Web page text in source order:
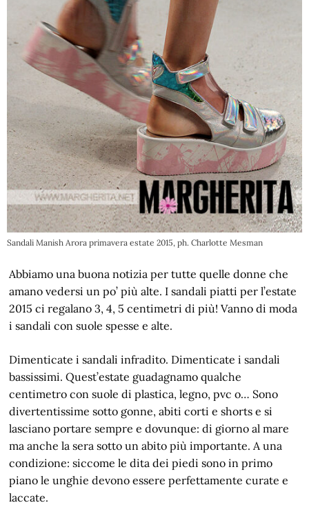
Sandali Manish Arora primavera estate 2015, ph. Charlotte Mesman
Abbiamo una buona notizia per tutte quelle donne che
amano vedersi un po’ più alte. I sandali piatti per l’estate
2015 ci regalano 3, 4, 5 centimetri di più! Vanno di moda
i sandali con suole spesse e alte.
Dimenticate i sandali infradito. Dimenticate i sandali
bassissimi. Quest’estate guadagnamo qualche
centimetro con suole di plastica, legno, pvc o… Sono
divertentissime sotto gonne, abiti corti e shorts e si
lasciano portare sempre e dovunque: di giorno al mare
ma anche la sera sotto un abito più importante. A una
condizione: siccome le dita dei piedi sono in primo
piano le unghie devono essere perfettamente curate e
laccate.